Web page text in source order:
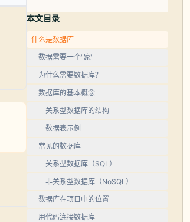
本文目录
什么是数据库
数据需要一个"家"
为什么需要数据库？
数据库的基本概念
关系型数据库的结构
数据表示例
常见的数据库
关系型数据库（SQL）
非关系型数据库（NoSQL）
数据库在项目中的位置
用代码连接数据库